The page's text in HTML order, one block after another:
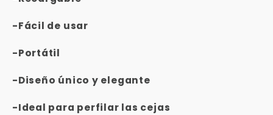
-Fácil de usar
-Portátil
-Diseño único y elegante
-Ideal para perfilar las cejas